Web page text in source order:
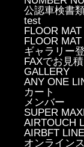
公認車検書
test
FLOOR MAT
FLOOR MAT
ギャラリー
FAXでお見
GALLERY
ANY ONE
カート
メンバー
SUPER
AIRTOUCH
AIRBFT
オンライン